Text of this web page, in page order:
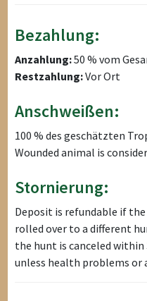
Bezahlung:
Anzahlung:50 % vom
Restzahlung:Vor Ort
Anschweißen:
100 % des geschätzten
Wounded animal is
Stornierung:
Deposit is refundable if
rolled over to a different
the hunt is canceled
unless health problems or